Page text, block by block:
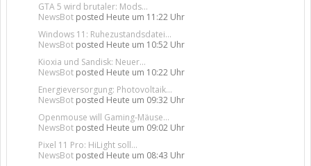
GTA 5 wird brutaler: Mods...
NewsBot posted Heute um 11:22 Uhr
Windows 11: Ruhezustandsdatei...
NewsBot posted Heute um 10:52 Uhr
Kioxia und Sandisk: Neuer...
NewsBot posted Heute um 10:22 Uhr
Energieversorgung: Photovoltaik...
NewsBot posted Heute um 09:32 Uhr
Openmouse will Gaming-Mäuse...
NewsBot posted Heute um 09:02 Uhr
Pixel 11 Pro: HiLight soll...
NewsBot posted Heute um 08:43 Uhr